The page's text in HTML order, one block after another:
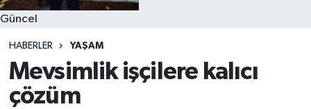
Güncel
HABERLER YAŞAM
Mevsimlik işçilere kalıcı
çözüm
Son Dakika Haberleri
Haber Arşivi